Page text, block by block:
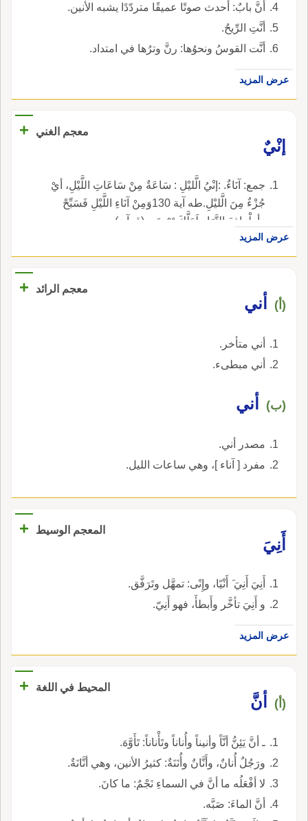
أنَّ بابٌ: أحدث صوتًا عميقًا متردّدًا يشبه الأنين.
أنَّتِ الرِّيحُ.
أنَّت القوسُ ونحوُها: رنَّ وترُها في امتداد.
عرض المزيد
معجم الغني
+
إنْيٌ
جمع: آنَاءٌ. :إنْيُ الَّليْلِ : سَاعَةٌ مِنْ سَاعَاتِ اللَّيْلِ، أيْ
جُزْءٌ مِنَ الَّليْلِ.طه آية 130وَمِنْ آنَاءِ اللَّيْلِ فَسَبِّحْ
وَأطْرَافَ النَّهَارِ لَعَلَّكَ تَرْضَى (قرآن).
عرض المزيد
معجم الرائد +
(أ) أني
أني متأخر.
أني مبطىء.
(ب) أني
مصدر أني.
مفرد [ آناء ]، وهي ساعات الليل.
المعجم الوسيط
+
أَنِيَ
أَنِيَ أَنِيَ َ أَنْيًا، وإِنًى: تمهَّل وتَرَفَّق.
و أَنِيَ تأخَّر وأَبطأَ، فهو أَنِيّ.
عرض المزيد
المحيط في اللغة +
(أ) أنَّ
ـ أنَّ يَئِنُّ أنَّاً وأنيناً وأُناناً وتَأْناناً: تَأَوَّهَ.
ورَجُلٌ أُنانٌ، وأَنَّانٌ وأُنَنَةٌ: كثيرُ الأنين، وهي أنَّانَةٌ.
لا أفْعَلُه ما أنَّ في السماءِ نَجْمٌ: ما كانَ.
أنَّ الماءَ: صَبَّه.